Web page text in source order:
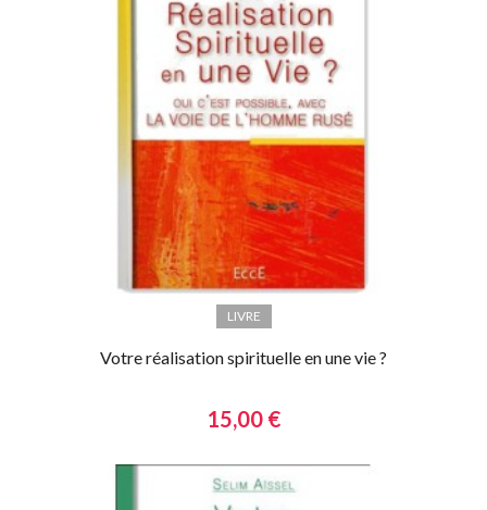
LIVRE
Votre réalisation spirituelle en une vie ?
15,00 €